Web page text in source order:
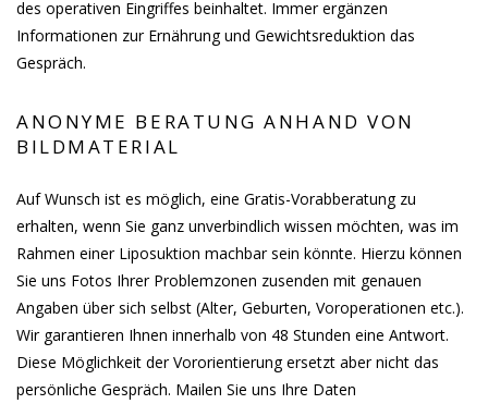
des operativen Eingriffes beinhaltet. Immer ergänzen
Informationen zur Ernährung und Gewichtsreduktion das
Gespräch.
ANONYME BERATUNG ANHAND VON
BILDMATERIAL
Auf Wunsch ist es möglich, eine Gratis-Vorabberatung zu
erhalten, wenn Sie ganz unverbindlich wissen möchten, was im
Rahmen einer Liposuktion machbar sein könnte. Hierzu können
Sie uns Fotos Ihrer Problemzonen zusenden mit genauen
Angaben über sich selbst (Alter, Geburten, Voroperationen etc.).
Wir garantieren Ihnen innerhalb von 48 Stunden eine Antwort.
Diese Möglichkeit der Vororientierung ersetzt aber nicht das
persönliche Gespräch. Mailen Sie uns Ihre Daten